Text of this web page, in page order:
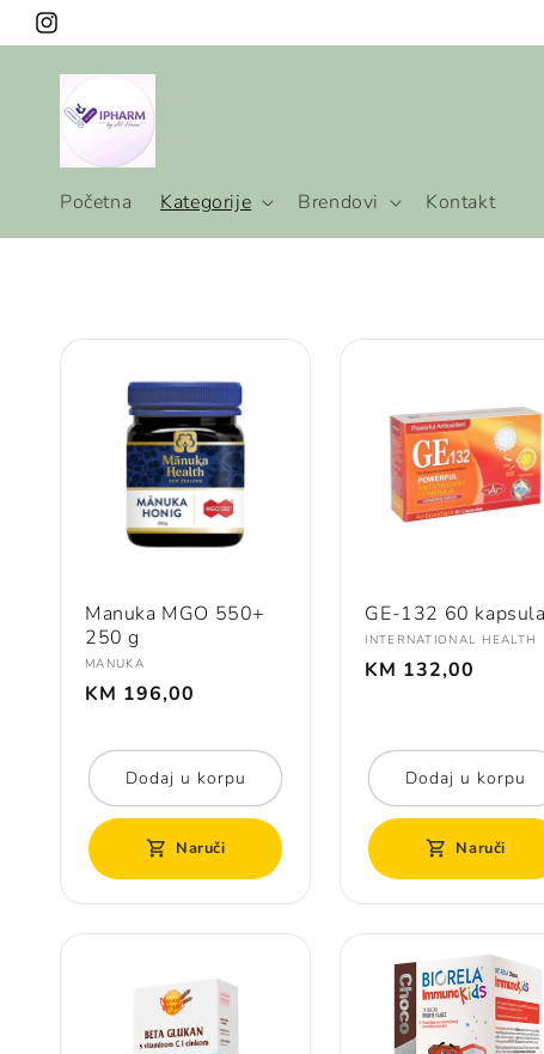
Preskoči
na
sadržaj
Instagram
Početna Kategorije Brendovi Kontakt
Manuka MGO 550+
250 g
Prodavač:
MANUKA
Redovna
KM 196,00
Dodaj u korpu
Naruči
GE-132 60 kapsula
Prodavač:
INTERNATIONAL HEALTH
Redovna
cijena
KM 132,00
Dodaj u korpu
Naruči